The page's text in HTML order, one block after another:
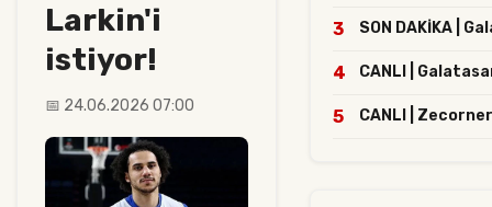
Larkin'i
istiyor!
📅 24.06.2026 07:00
3 SON DAKİKA |
4 CANLI |
5 CANLI |